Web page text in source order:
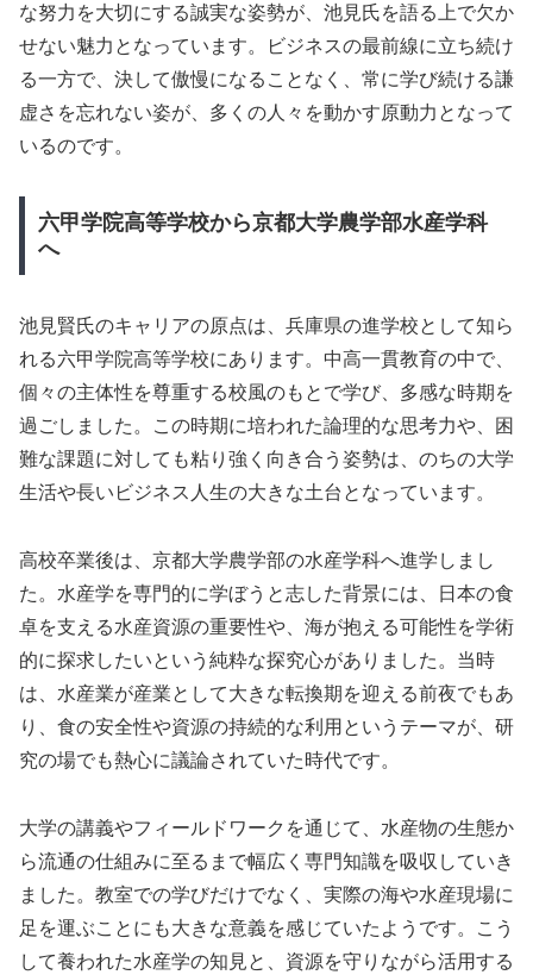
な努力を大切にする誠実な姿勢が、池見氏を語る上で欠か
せない魅力となっています。ビジネスの最前線に立ち続け
る一方で、決して傲慢になることなく、常に学び続ける謙
虚さを忘れない姿が、多くの人々を動かす原動力となって
いるのです。
六甲学院高等学校から京都大学農学部水産学科
へ
池見賢氏のキャリアの原点は、兵庫県の進学校として知ら
れる六甲学院高等学校にあります。中高一貫教育の中で、
個々の主体性を尊重する校風のもとで学び、多感な時期を
過ごしました。この時期に培われた論理的な思考力や、困
難な課題に対しても粘り強く向き合う姿勢は、のちの大学
生活や長いビジネス人生の大きな土台となっています。
高校卒業後は、京都大学農学部の水産学科へ進学しまし
た。水産学を専門的に学ぼうと志した背景には、日本の食
卓を支える水産資源の重要性や、海が抱える可能性を学術
的に探求したいという純粋な探究心がありました。当時
は、水産業が産業として大きな転換期を迎える前夜でもあ
り、食の安全性や資源の持続的な利用というテーマが、研
究の場でも熱心に議論されていた時代です。
大学の講義やフィールドワークを通じて、水産物の生態か
ら流通の仕組みに至るまで幅広く専門知識を吸収していき
ました。教室での学びだけでなく、実際の海や水産現場に
足を運ぶことにも大きな意義を感じていたようです。こう
して養われた水産学の知見と、資源を守りながら活用する